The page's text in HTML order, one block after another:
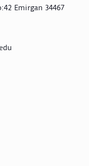
Emirgan 34467